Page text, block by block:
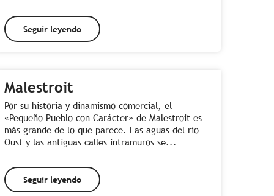
Seguir leyendo
Malestroit
Por su historia y dinamismo comercial, el
«Pequeño Pueblo con Carácter» de Malestroit es
más grande de lo que parece. Las aguas del río
Oust y las antiguas calles intramuros se...
Seguir leyendo